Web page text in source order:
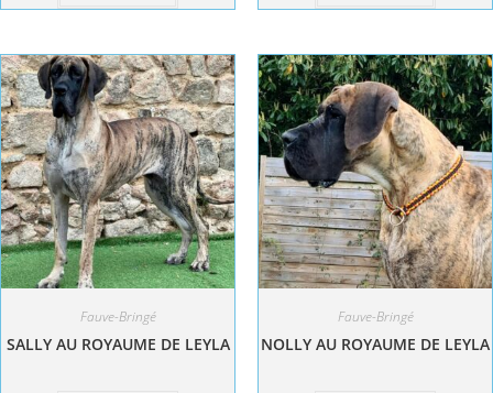
Fauve-Bringé
SALLY AU ROYAUME DE LEYLA
Fauve-Bringé
NOLLY AU ROYAUME DE LEYLA